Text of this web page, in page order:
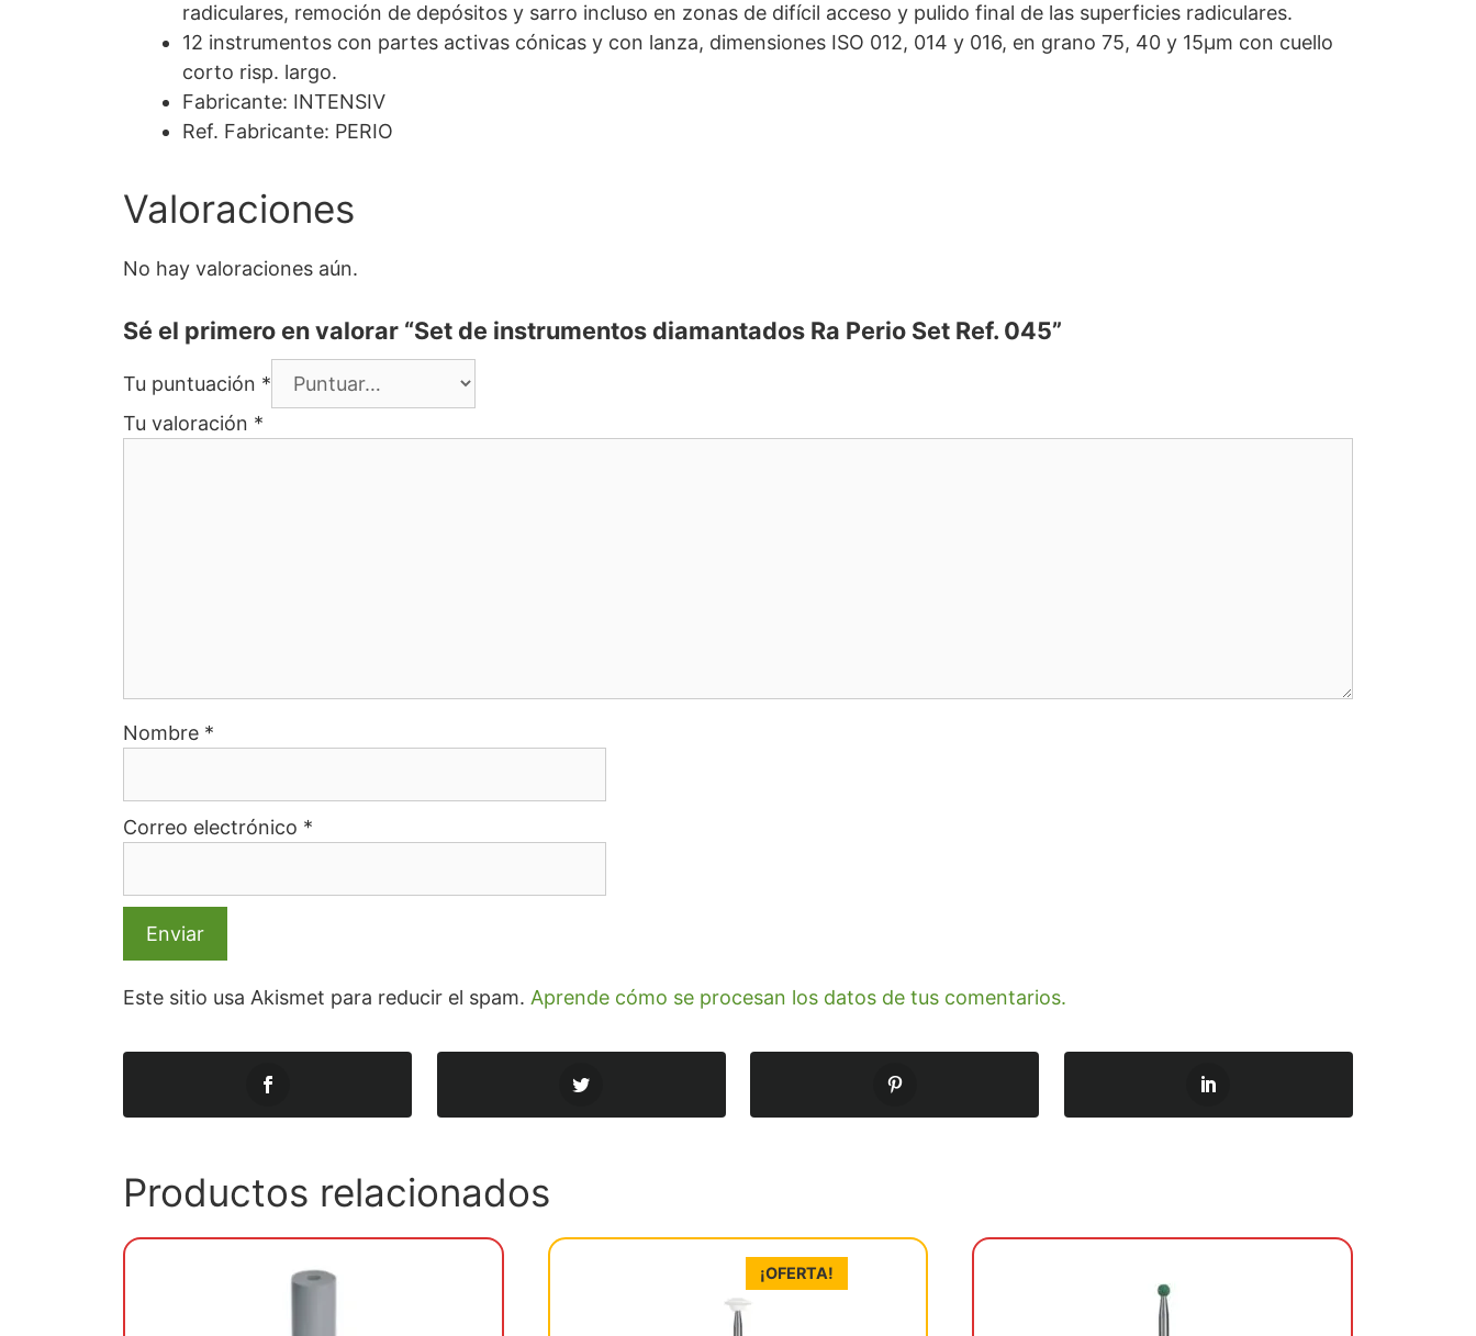
radiculares, remoción de depósitos y sarro incluso en zonas de difícil acceso y pulido final de las superficies radiculares.
12 instrumentos con partes activas cónicas y con lanza, dimensiones ISO 012, 014 y 016, en grano 75, 40 y 15µm con cuello
corto risp. largo.
Fabricante: INTENSIV
Ref. Fabricante: PERIO
Valoraciones
No hay valoraciones aún.
Sé el primero en valorar “Set de instrumentos diamantados Ra Perio Set Ref. 045”
Tu puntuación *
Tu valoración *
Nombre *
Correo electrónico *
Este sitio usa Akismet para reducir el spam. Aprende cómo se procesan los datos de tus comentarios.
Productos relacionados
¡OFERTA!